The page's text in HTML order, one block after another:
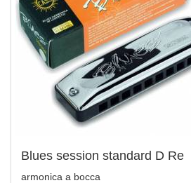
Blues session standard D Re
armonica a bocca